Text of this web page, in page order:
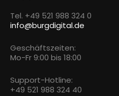
Tel. +49 521 988 324 0
info@burgdigital.de
Geschäftszeiten:
Mo-Fr 9:00 bis 18:00
Support-Hotline:
+49 521 988 324 40